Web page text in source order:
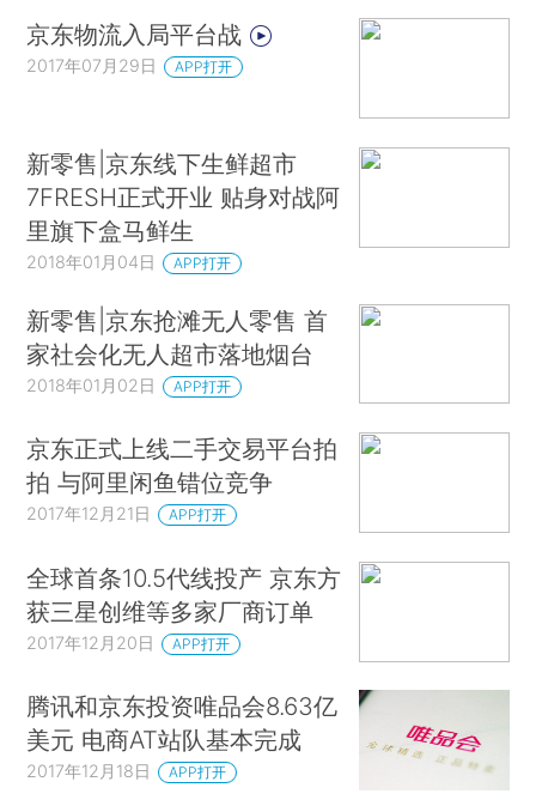
京东物流入局平台战
2017年07月29日 APP打开
新零售|京东线下生鲜超市
7FRESH正式开业 贴身对战阿
里旗下盒马鲜生
2018年01月04日 APP打开
新零售|京东抢滩无人零售 首
家社会化无人超市落地烟台
2018年01月02日 APP打开
京东正式上线二手交易平台拍
拍 与阿里闲鱼错位竞争
2017年12月21日 APP打开
全球首条10.5代线投产 京东方
获三星创维等多家厂商订单
2017年12月20日 APP打开
腾讯和京东投资唯品会8.63亿
美元 电商AT站队基本完成
2017年12月18日 APP打开